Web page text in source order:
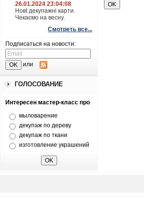
26.01.2024 23:04:08
НовІ декупажні карти.
Чекаємо на весну.
Смотреть все...
Подписаться на новости:
или
ГОЛОСОВАНИЕ
Интересен мастер-класс про
мыловарение
декупаж по дереву
декупаж по ткани
изготовление украшений